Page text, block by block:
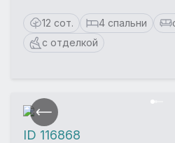
12 сот. 4 спальни
с отделкой
ID 116868